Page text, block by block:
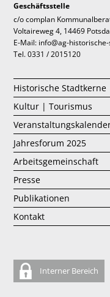
Geschäftsstelle
c/o complan
Voltaireweg 4, 14469
E-Mail: info@ag-
Tel. 0331 / 2015120
Historische Stadtkerne
Kultur | Tourismus
Jahresforum 2025
Arbeitsgemeinschaft
Presse
Publikationen
Kontakt
Interner Bereich